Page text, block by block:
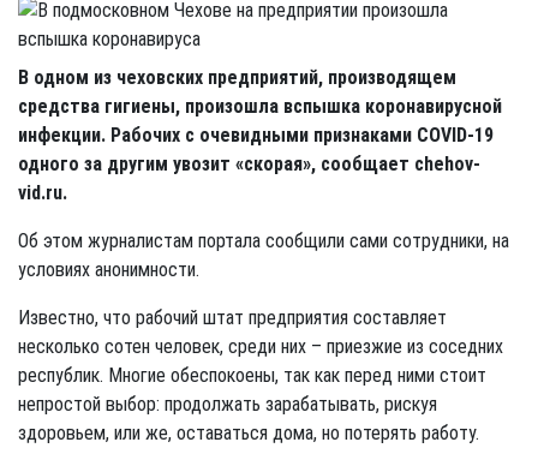
В одном из чеховских предприятий, производящем
средства гигиены, произошла вспышка коронавирусной
инфекции. Рабочих с очевидными признаками COVID-19
одного за другим увозит «скорая», сообщает chehov-
vid.ru.
Об этом журналистам портала сообщили сами сотрудники, на
условиях анонимности.
Известно, что рабочий штат предприятия составляет
несколько сотен человек, среди них – приезжие из соседних
республик. Многие обеспокоены, так как перед ними стоит
непростой выбор: продолжать зарабатывать, рискуя
здоровьем, или же, оставаться дома, но потерять работу.